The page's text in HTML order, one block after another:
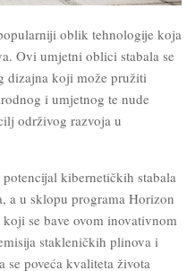
oblik tehnologije koja
Ovi umjetni oblici stabala se
dizajna koji može pružiti
i umjetnog te nude
održivog razvoja u
kibernetičkih stabala
a u sklopu programa Horizon
se bave ovom inovativnom
stakleničkih plinova i
se poveća kvaliteta života